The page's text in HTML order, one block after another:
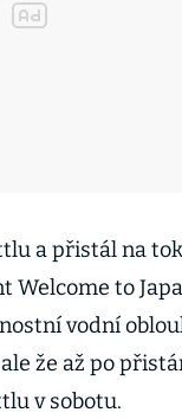
a přistál na
to
vodní
že až po
v sobotu.